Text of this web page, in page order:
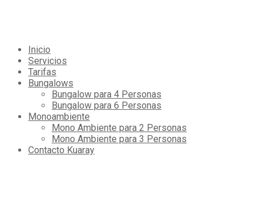
Inicio
Servicios
Tarifas
Bungalows
Bungalow para 4 Personas
Bungalow para 6 Personas
Monoambiente
Mono Ambiente para 2 Personas
Mono Ambiente para 3 Personas
Contacto Kuaray